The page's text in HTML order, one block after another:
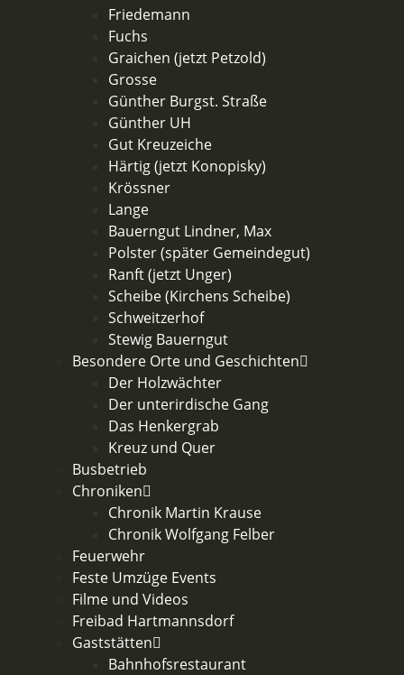
Friedemann
Fuchs
Graichen (jetzt Petzold)
Grosse
Günther Burgst. Straße
Günther UH
Gut Kreuzeiche
Härtig (jetzt Konopisky)
Krössner
Lange
Bauerngut Lindner, Max
Polster (später Gemeindegut)
Ranft (jetzt Unger)
Scheibe (Kirchens Scheibe)
Schweitzerhof
Stewig Bauerngut
Besondere Orte und Geschichten
Der Holzwächter
Der unterirdische Gang
Das Henkergrab
Kreuz und Quer
Busbetrieb
Chroniken
Chronik Martin Krause
Chronik Wolfgang Felber
Feuerwehr
Feste Umzüge Events
Filme und Videos
Freibad Hartmannsdorf
Gaststätten
Bahnhofsrestaurant